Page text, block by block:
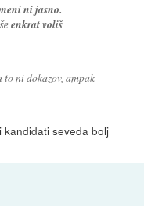
ni jasno.
enkrat voliš
ni dokazov, ampak
seveda bolj